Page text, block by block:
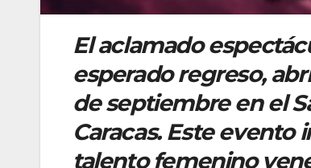
El aclamado
esperado regreso,
de septiembre en el
Caracas. Este evento
talento femenino